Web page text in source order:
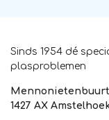
Sinds 1954 dé
plasproblemen
Mennonietenbuurt
1427 AX